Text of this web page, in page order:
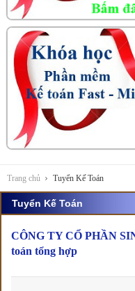
Trang chủ Tuyển Kế Toán
Tuyển Kế Toán
CÔNG TY CỔ PHẦN
toán tổng hợp